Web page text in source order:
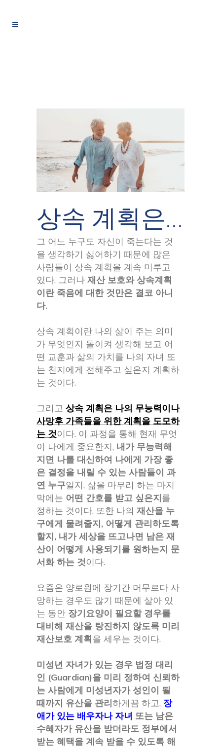
상속 계획은 죽은 사람을 위한 것이 아니다
그 어느 누구도 자신이 죽는다는 것
을 생각하기 싫어하기 때문에 많은
사람들이 상속 계획을 계속 미루고
있다. 그러나 재산 보호와 상속계획
이란 죽음에 대한 것만은 결코 아니
다.
상속 계획이란 나의 삶이 주는 의미
가 무엇인지 돌이켜 생각해 보고 어
떤 교훈과 삶의 가치를 나의 자녀 또
는 친지에게 전해주고 싶은지 계획하
는 것이다.
그리고 상속 계획은 나의 무능력이나
사망후 가족들을 위한 계획을 도모하
는 것이다. 이 과정을 통해 현재 무엇
이 나에게 중요한지, 내가 무능력해
지면 나를 대신하여 나에게 가장 좋
은 결정을 내릴 수 있는 사람들이 과
연 누구일지, 삶을 마무리 하는 마지
막에는 어떤 간호를 받고 싶은지를
정하는 것이다. 또한 나의 재산을 누
구에게 물려줄지, 어떻게 관리하도록
할지, 내가 세상을 뜨고나면 남은 재
산이 어떻게 사용되기를 원하는지 문
서화 하는 것이다.
요즘은 양로원에 장기간 머무르다 사
망하는 경우도 많기 때문에 살아 있
는 동안 장기요양이 필요할 경우를
대비해 재산을 탕진하지 않도록 미리
재산보호 계획을 세우는 것이다.
미성년 자녀가 있는 경우 법정 대리
인 (Guardian)을 미리 정하여 신뢰하
는 사람에게 미성년자가 성인이 될
때까지 유산을 관리하게끔 하고, 장
애가 있는 배우자나 자녀 또는 남은
수혜자가 유산을 받더라도 정부에서
받는 혜택을 계속 받을 수 있도록 해